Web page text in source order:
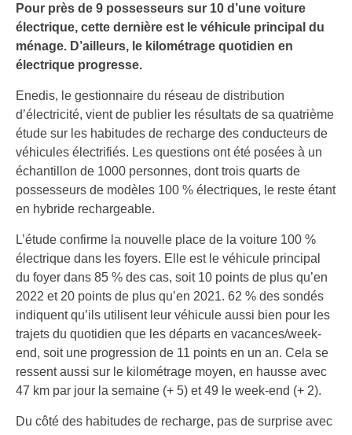
Pour près de 9 possesseurs sur 10 d’une voiture
électrique, cette dernière est le véhicule principal du
ménage. D’ailleurs, le kilométrage quotidien en
électrique progresse.
Enedis, le gestionnaire du réseau de distribution
d’électricité, vient de publier les résultats de sa quatrième
étude sur les habitudes de recharge des conducteurs de
véhicules électrifiés. Les questions ont été posées à un
échantillon de 1000 personnes, dont trois quarts de
possesseurs de modèles 100 % électriques, le reste étant
en hybride rechargeable.
L’étude confirme la nouvelle place de la voiture 100 %
électrique dans les foyers. Elle est le véhicule principal
du foyer dans 85 % des cas, soit 10 points de plus qu’en
2022 et 20 points de plus qu’en 2021. 62 % des sondés
indiquent qu’ils utilisent leur véhicule aussi bien pour les
trajets du quotidien que les départs en vacances/week-
end, soit une progression de 11 points en un an. Cela se
ressent aussi sur le kilométrage moyen, en hausse avec
47 km par jour la semaine (+ 5) et 49 le week-end (+ 2).
Du côté des habitudes de recharge, pas de surprise avec